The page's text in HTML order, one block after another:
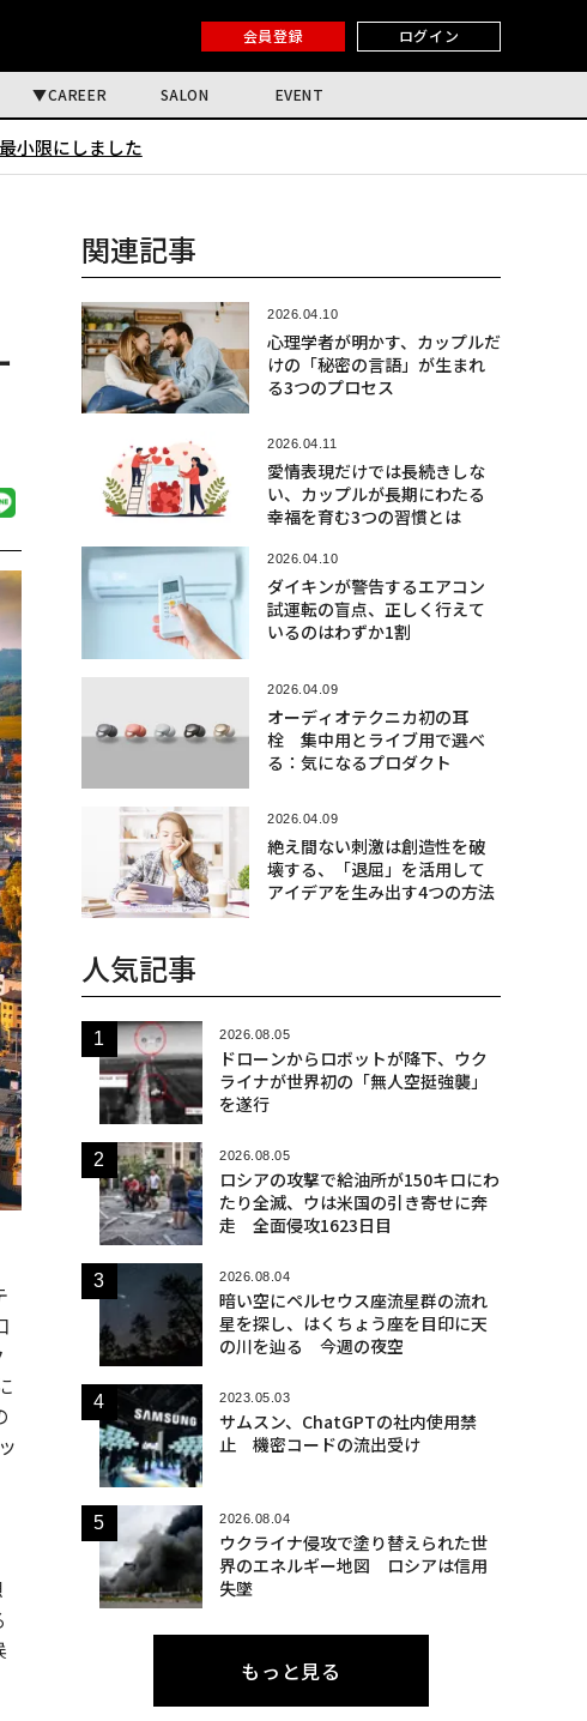
会員登録 ログイン
CAREER SALON EVENT
小限にしました
関連記事
2026.04.10
心理学者が明かす、カップルだ
けの「秘密の言語」が生まれ
る3つのプロセス
2026.04.11
愛情表現だけでは長続きしな
い、カップルが長期にわたる
幸福を育む3つの習慣とは
2026.04.10
ダイキンが警告するエアコン
試運転の盲点、正しく行えて
いるのはわずか1割
2026.04.09
オーディオテクニカ初の耳
栓 集中用とライブ用で選べ
る：気になるプロダクト
2026.04.09
絶え間ない刺激は創造性を破
壊する、「退屈」を活用して
アイデアを生み出す4つの方法
人気記事
2026.08.05
ドローンからロボットが降下、ウク
ライナが世界初の「無人空挺強襲」
を遂行
2026.08.05
ロシアの攻撃で給油所が150キロにわ
たり全滅、ウは米国の引き寄せに奔
走 全面侵攻1623日目
2026.08.04
暗い空にペルセウス座流星群の流れ
星を探し、はくちょう座を目印に天
の川を辿る 今週の夜空
2023.05.03
サムスン、ChatGPTの社内使用禁
止 機密コードの流出受け
2026.08.04
ウクライナ侵攻で塗り替えられた世
界のエネルギー地図 ロシアは信用
失墜
もっと見る